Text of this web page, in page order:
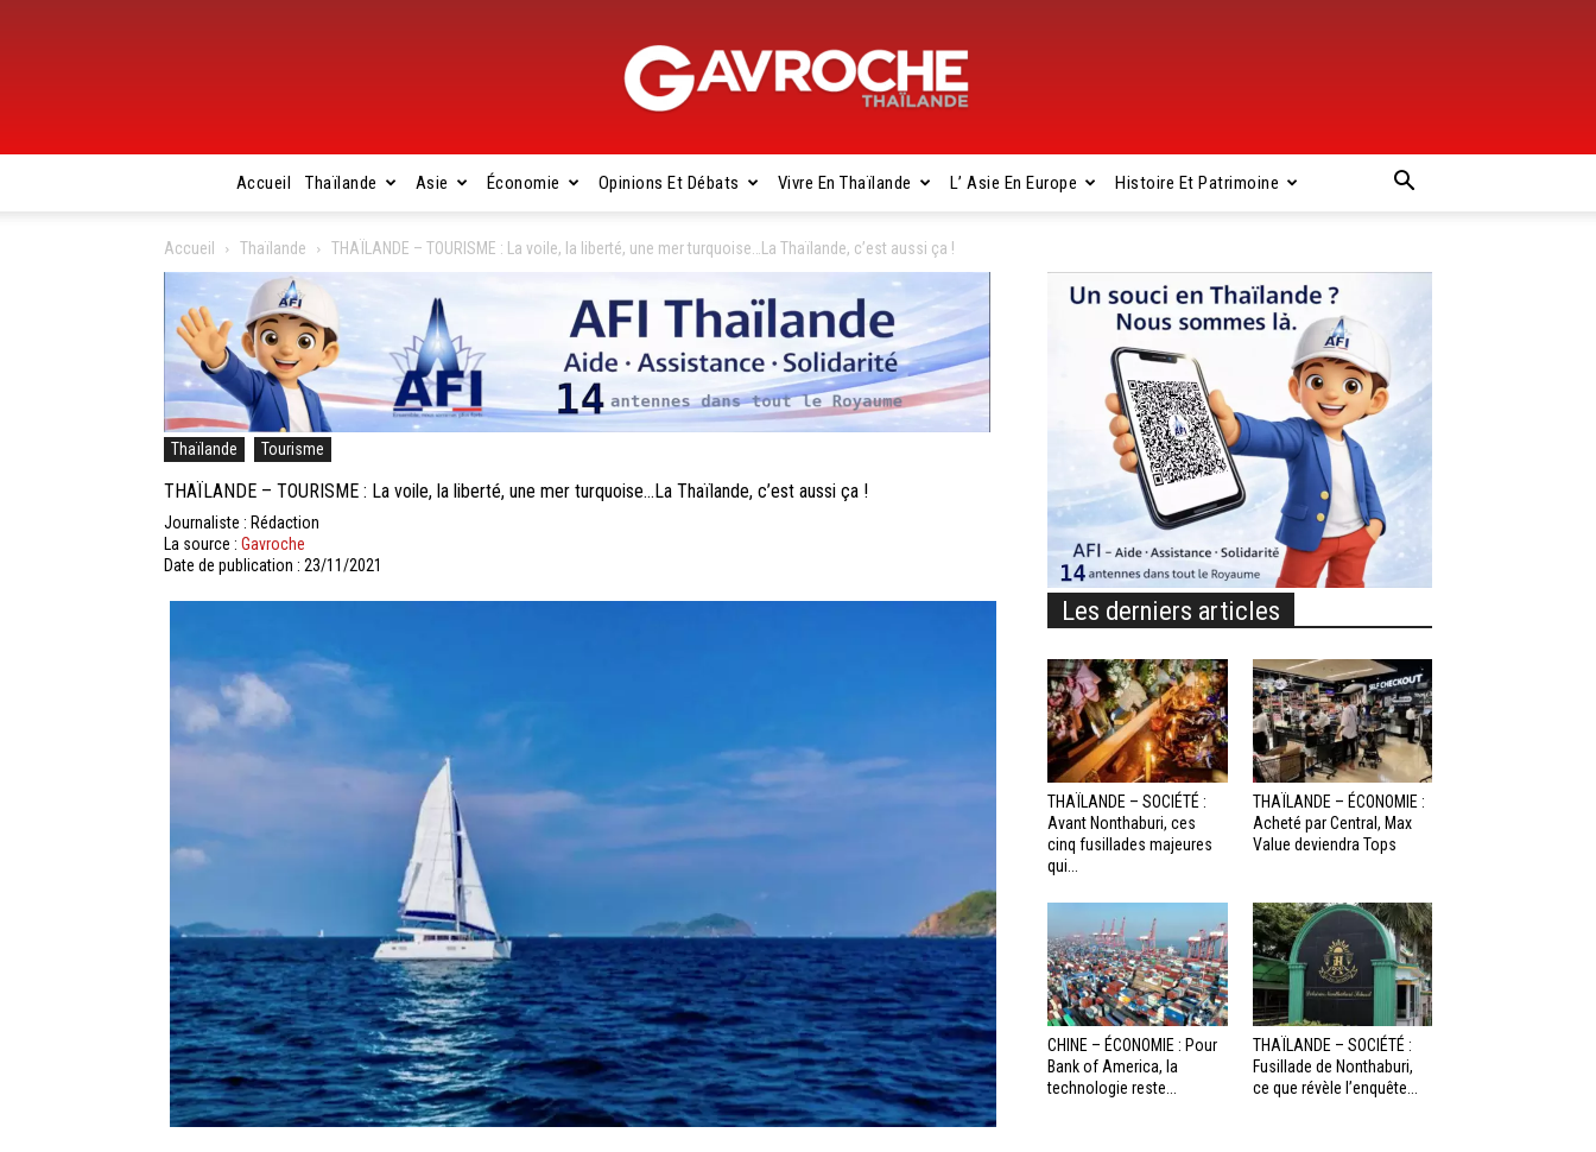
Gavroche
Thaïlande
Accueil Thaïlande Asie Économie Opinions Et Débats Vivre En Thaïlande L’ Asie En Europe Histoire Et Patrimoine
Accueil Thaïlande THAÏLANDE – TOURISME : La voile, la liberté, une mer turquoise…La Thaïlande, c’est aussi ça !
Thaïlande Tourisme
THAÏLANDE – TOURISME : La voile, la liberté, une mer turquoise…La Thaïlande, c’est aussi ça !
Journaliste : Rédaction
La source : Gavroche
Date de publication : 23/11/2021
Les derniers articles
THAÏLANDE – SOCIÉTÉ :
Avant Nonthaburi, ces
cinq fusillades majeures
qui...
THAÏLANDE – ÉCONOMIE :
Acheté par Central, Max
Value deviendra Tops
CHINE – ÉCONOMIE : Pour
Bank of America, la
technologie reste...
THAÏLANDE – SOCIÉTÉ :
Fusillade de Nonthaburi,
ce que révèle l’enquête...